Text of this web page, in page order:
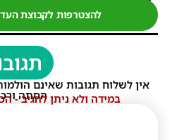
להצטרפות לקבוצת
אין לשלוח תגובות שאינם
הסתה
במידה ולא ניתן להגיב -